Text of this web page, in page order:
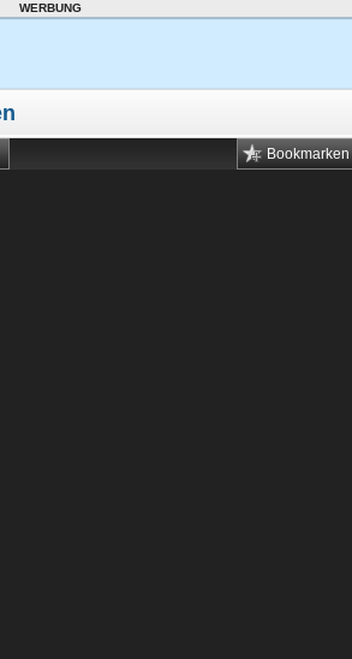
WERBUNG
Bookmarken